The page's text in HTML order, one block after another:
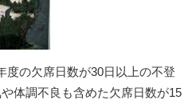
度の欠席日数が30日以上の不登
体調不良も含めた欠席日数が15